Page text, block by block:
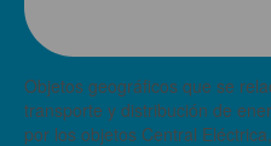
Objetos geográficos que se
transporte y distribución de
por los objetos Central